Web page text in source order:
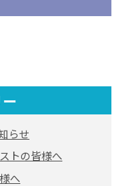
らせ
トの皆様へ
へ